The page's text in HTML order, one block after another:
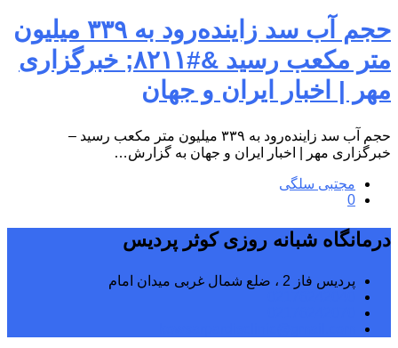
حجم آب سد زاینده‌رود به ۳۳۹ میلیون
متر مکعب رسید &#۸۲۱۱; خبرگزاری
مهر | اخبار ایران و جهان
حجم آب سد زاینده‌رود به ۳۳۹ میلیون متر مکعب رسید –
خبرگزاری مهر | اخبار ایران و جهان به گزارش…
مجتبی سلگی
0
درمانگاه شبانه روزی کوثر پردیس
پردیس فاز 2 ، ضلع شمال غربی میدان امام